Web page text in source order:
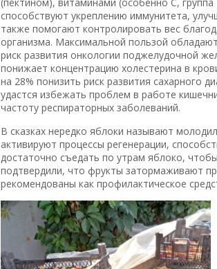
способствуют укреплению иммунитета,
также помогают контролировать вес
организма. Максимальной пользой
риск развития онкологии поджелудочной
понижает концентрацию холестерина в
на 28% понизить риск развития сахарного
удастся избежать проблем в работе
частоту респираторных заболеваний.
В сказках нередко яблоки называют
активируют процессы регенерации,
достаточно съедать по утрам яблоко,
подтвердили, что фрукты затормаживают
рекомендованы как профилактическое